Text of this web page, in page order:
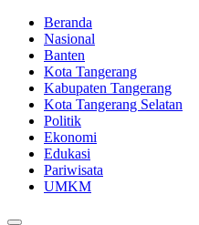
Beranda
Nasional
Banten
Kota Tangerang
Kabupaten Tangerang
Kota Tangerang Selatan
Politik
Ekonomi
Edukasi
Pariwisata
UMKM